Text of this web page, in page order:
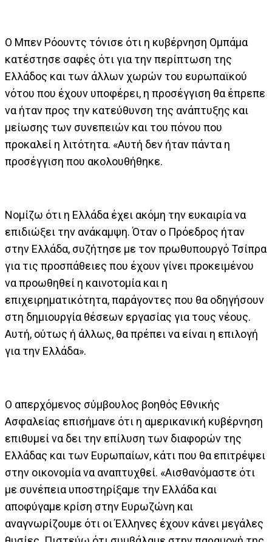
Ο Μπεν Ρόουντς τόνισε ότι η κυβέρνηση Ομπάμα
κατέστησε σαφές ότι για την περίπτωση της
Ελλάδος και των άλλων χωρών του ευρωπαϊκού
νότου που έχουν υποφέρει, η προσέγγιση θα έπρεπε
να ήταν προς την κατεύθυνση της ανάπτυξης και
μείωσης των συνεπειών και του πόνου που
προκαλεί η λιτότητα. «Αυτή δεν ήταν πάντα η
προσέγγιση που ακολουθήθηκε.
Νομίζω ότι η Ελλάδα έχει ακόμη την ευκαιρία να
επιδιώξει την ανάκαμψη. Όταν ο Πρόεδρος ήταν
στην Ελλάδα, συζήτησε με τον πρωθυπουργό Τσίπρα
για τις προσπάθειες που έχουν γίνει προκειμένου
να προωθηθεί η καινοτομία και η
επιχειρηματικότητα, παράγοντες που θα οδηγήσουν
στη δημιουργία θέσεων εργασίας για τους νέους.
Αυτή, ούτως ή άλλως, θα πρέπει να είναι η επιλογή
για την Ελλάδα».
Ο απερχόμενος σύμβουλος βοηθός Εθνικής
Ασφαλείας επισήμανε ότι η αμερικανική κυβέρνηση
επιθυμεί να δει την επίλυση των διαφορών της
Ελλάδας και των Ευρωπαίων, κάτι που θα επιτρέψει
στην οικονομία να αναπτυχθεί. «Αισθανόμαστε ότι
με συνέπεια υποστηρίξαμε την Ελλάδα και
αποφύγαμε κρίση στην Ευρωζώνη και
αναγνωρίζουμε ότι οι Έλληνες έχουν κάνει μεγάλες